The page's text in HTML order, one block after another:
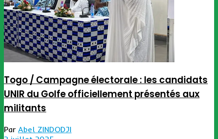
Togo / Campagne électorale : les candidats
UNIR du Golfe officiellement présentés aux
militants
Par Abel ZINDODJI